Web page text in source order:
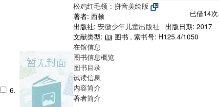
6.
松鸡红毛领：拼音美绘版
已借14
著者: 西顿
出版社: 安徽少年儿童出版社
出版日期: 2017
文献类型:
图书 , 索书号: H125.4/1050
在馆信息
图书信息概览
图书目录
试读信息
内容简介
著者简介